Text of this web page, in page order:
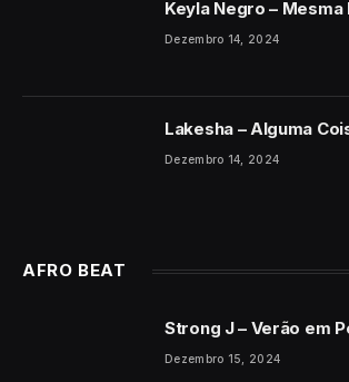
Keyla Negro – Mesma
Dezembro 14, 2024
Lakesha – Alguma
Dezembro 14, 2024
AFRO BEAT
Strong J – Verão em
Dezembro 15, 2024